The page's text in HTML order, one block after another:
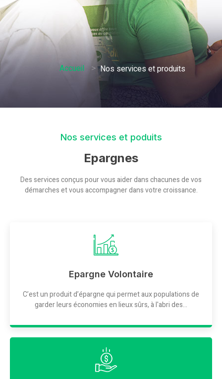
Accueil > Nos services et produits
Nos services et poduits
Epargnes
Des services conçus pour vous aider dans chacunes de vos
démarches et vous accompagner dans votre croissance.
Epargne Volontaire
C’est un produit d’épargne qui permet aux populations de
garder leurs économies en lieux sûrs, à l'abri des...